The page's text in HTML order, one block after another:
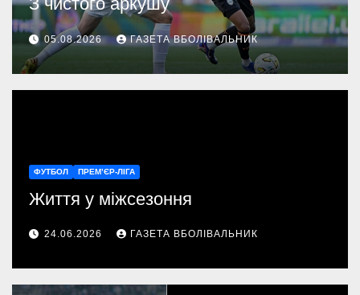
05.08.2026 ГАЗЕТА ВБОЛІВАЛЬНИК
ФУТБОЛ ПРЕМ’ЄР-ЛІГА
Життя у міжсезоння
24.06.2026 ГАЗЕТА ВБОЛІВАЛЬНИК